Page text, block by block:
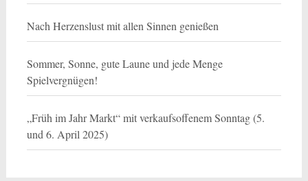
Nach Herzenslust mit allen Sinnen genießen
Sommer, Sonne, gute Laune und jede Menge
Spielvergnügen!
„Früh im Jahr Markt“ mit verkaufsoffenem Sonntag (5.
und 6. April 2025)